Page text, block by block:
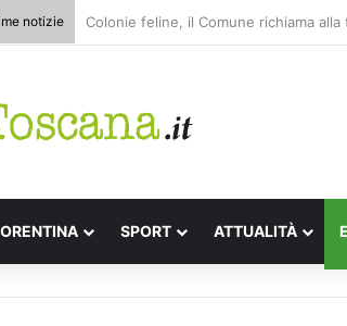
notizie Appuntamenti letterari Festa de
SPORT ATTUALITÀ